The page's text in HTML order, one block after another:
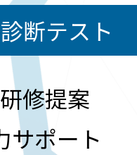
断テスト
修提案
サポート